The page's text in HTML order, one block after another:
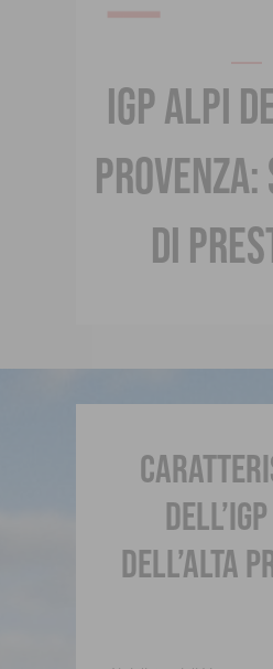
IGP ALPI
DI
DELL’ALTA